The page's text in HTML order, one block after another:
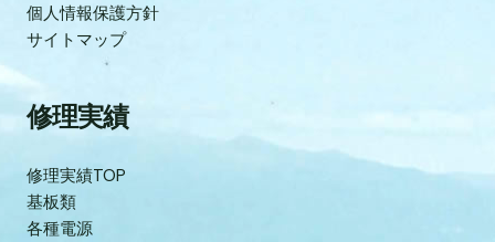
個人情報保護方針
サイトマップ
修理実績
修理実績TOP
基板類
各種電源